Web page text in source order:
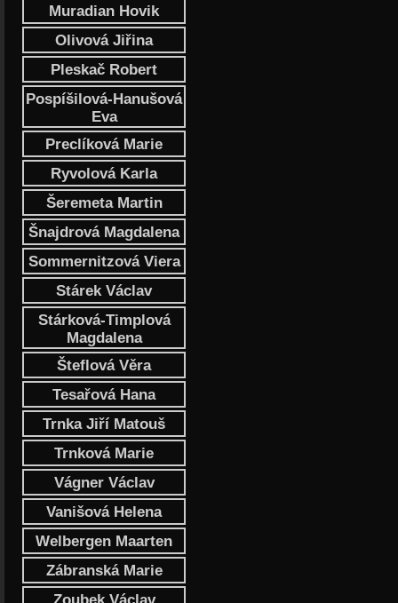
Muradian Hovik
Olivová Jiřina
Pleskač Robert
Pospíšilová-Hanušová
Eva
Preclíková Marie
Ryvolová Karla
Šeremeta Martin
Šnajdrová Magdalena
Sommernitzová Viera
Stárek Václav
Stárková-Timplová
Magdalena
Šteflová Věra
Tesařová Hana
Trnka Jiří Matouš
Trnková Marie
Vágner Václav
Vanišová Helena
Welbergen Maarten
Zábranská Marie